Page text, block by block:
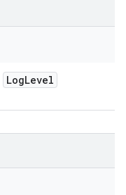
LogLevel